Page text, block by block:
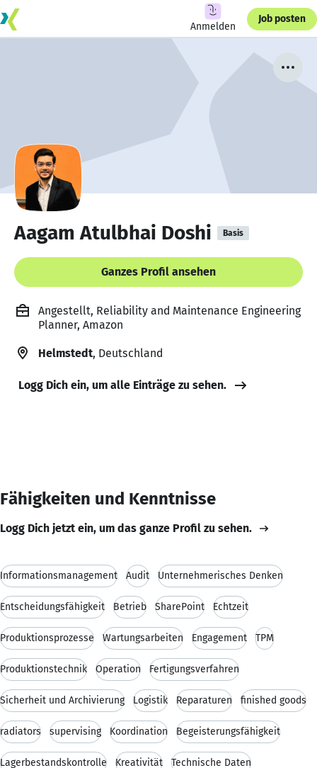
Anmelden
Job posten
Aagam Atulbhai Doshi Basis
Ganzes Profil ansehen
Angestellt, Reliability and Maintenance Engineering
Planner, Amazon
Helmstedt, Deutschland
Logg Dich ein, um alle Einträge zu sehen.
Fähigkeiten und Kenntnisse
Logg Dich jetzt ein, um das ganze Profil zu sehen.
Informationsmanagement Audit Unternehmerisches Denken
Entscheidungsfähigkeit Betrieb SharePoint Echtzeit
Produktionsprozesse Wartungsarbeiten Engagement TPM
Produktionstechnik Operation Fertigungsverfahren
Sicherheit und Archivierung Logistik Reparaturen finished goods
radiators supervising Koordination Begeisterungsfähigkeit
Lagerbestandskontrolle Kreativität Technische Daten